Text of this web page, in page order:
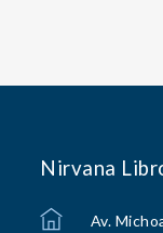
Nirvana
Av.